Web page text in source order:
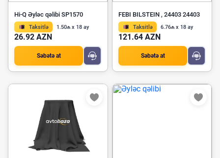
Hi-Q Əyləc qəlibi SP1570
Taksitlə 1.50₼ x 18 ay
26.92 AZN
Səbətə at
FEBI BILSTEIN , 24403 24403
Taksitlə 6.76₼ x 18 ay
121.64 AZN
Səbətə at